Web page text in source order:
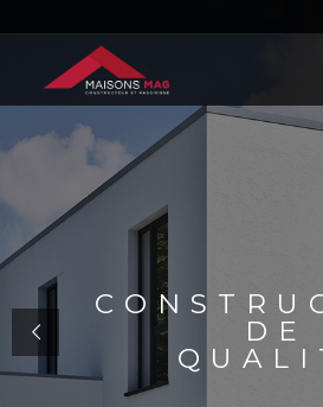
C O N S T R U
D E
Q U A L I